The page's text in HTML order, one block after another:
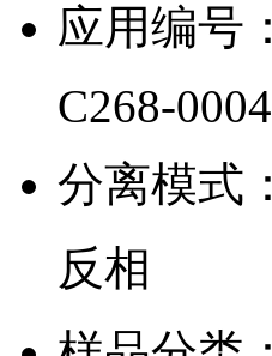
应用编号：
C268-0004
分离模式：
反相